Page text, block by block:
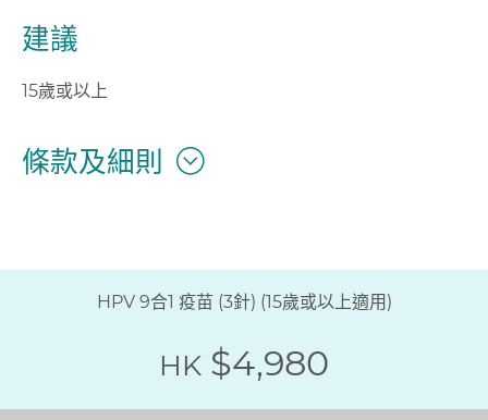
建議
15歲或以上
條款及細則
HPV 9合1 疫苗 (3針) (15歲或以上適用)
HK $4,980